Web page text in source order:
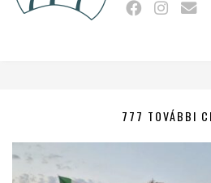
777 TOVÁBBI